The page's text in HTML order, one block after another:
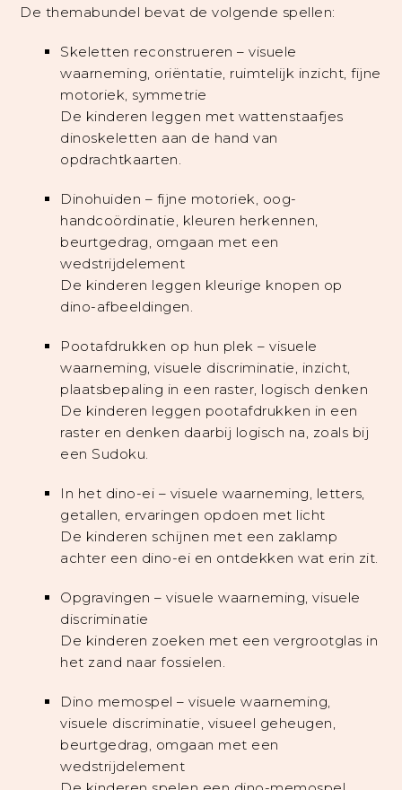
De themabundel bevat de volgende spellen:
Skeletten reconstrueren – visuele
waarneming, oriëntatie, ruimtelijk inzicht, fijne
motoriek, symmetrie
De kinderen leggen met wattenstaafjes
dinoskeletten aan de hand van
opdrachtkaarten.
Dinohuiden – fijne motoriek, oog-
handcoördinatie, kleuren herkennen,
beurtgedrag, omgaan met een
wedstrijdelement
De kinderen leggen kleurige knopen op
dino-afbeeldingen.
Pootafdrukken op hun plek – visuele
waarneming, visuele discriminatie, inzicht,
plaatsbepaling in een raster, logisch denken
De kinderen leggen pootafdrukken in een
raster en denken daarbij logisch na, zoals bij
een Sudoku.
In het dino-ei – visuele waarneming, letters,
getallen, ervaringen opdoen met licht
De kinderen schijnen met een zaklamp
achter een dino-ei en ontdekken wat erin zit.
Opgravingen – visuele waarneming, visuele
discriminatie
De kinderen zoeken met een vergrootglas in
het zand naar fossielen.
Dino memospel – visuele waarneming,
visuele discriminatie, visueel geheugen,
beurtgedrag, omgaan met een
wedstrijdelement